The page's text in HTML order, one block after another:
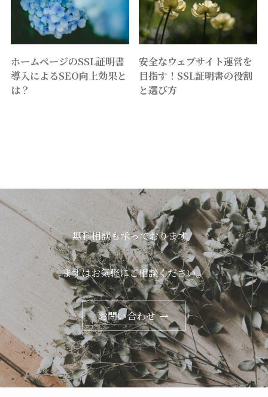
ホームページのSSL証明書
導入によるSEO向上効果と
は？
安全なウェブサイト運営を
目指す！SSL証明書の役割
と選び方
無料相談も承っております。
まずはお気軽にご相談ください。
お問い合わせ